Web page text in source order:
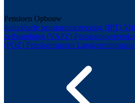
Pensioen Opbouw
Individuele pensioentoezegging (IPT)
zelfstandigen (VAPZ)
(POZ) Pensioensparen